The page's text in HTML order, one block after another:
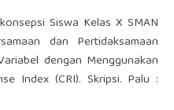
Siswa Kelas X SMAN
dan Pertidaksamaan
dengan Menggunakan
Index (CRI). Skripsi. Palu :